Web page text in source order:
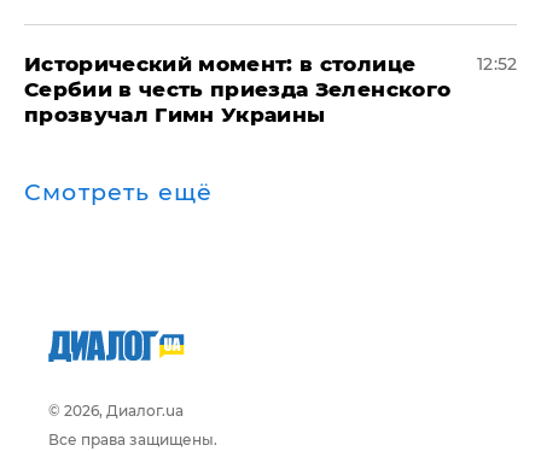
Исторический момент: в столице
Сербии в честь приезда Зеленского
прозвучал Гимн Украины
12:52
Смотреть ещё
© 2026, Диалог.ua
Все права защищены.